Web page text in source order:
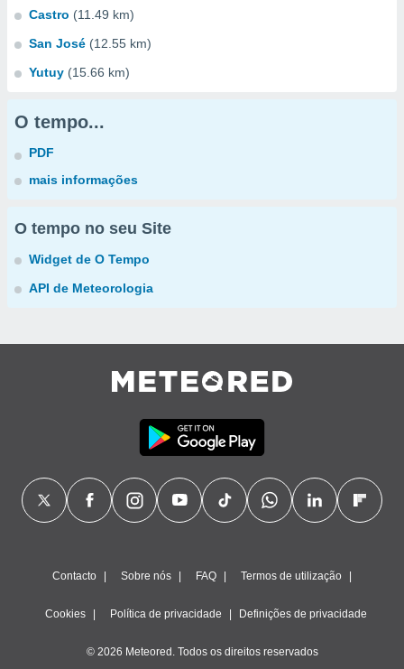
Castro (11.49 km)
San José (12.55 km)
Yutuy (15.66 km)
O tempo...
PDF
mais informações
O tempo no seu Site
Widget de O Tempo
API de Meteorologia
Contacto Sobre nós FAQ Termos de utilização
Cookies Política de privacidade Definições de privacidade
© 2026 Meteored. Todos os direitos reservados